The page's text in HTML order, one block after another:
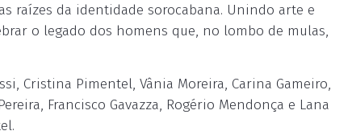
raízes da identidade sorocabana. Unindo arte e
o legado dos homens que, no lombo de mulas,
Cristina Pimentel, Vânia Moreira, Carina Gameiro,
Francisco Gavazza, Rogério Mendonça e Lana